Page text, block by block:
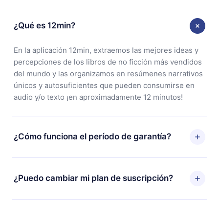
¿Qué es 12min?
En la aplicación 12min, extraemos las mejores ideas y
percepciones de los libros de no ficción más vendidos
del mundo y las organizamos en resúmenes narrativos
únicos y autosuficientes que pueden consumirse en
audio y/o texto ¡en aproximadamente 12 minutos!
¿Cómo funciona el período de garantía?
Puedes descargar nuestra aplicación y comenzar a
disfrutar de nuestra biblioteca. Si por alguna razón no
estás satisfecho con nuestra plataforma, simplemente
¿Puedo cambiar mi plan de suscripción?